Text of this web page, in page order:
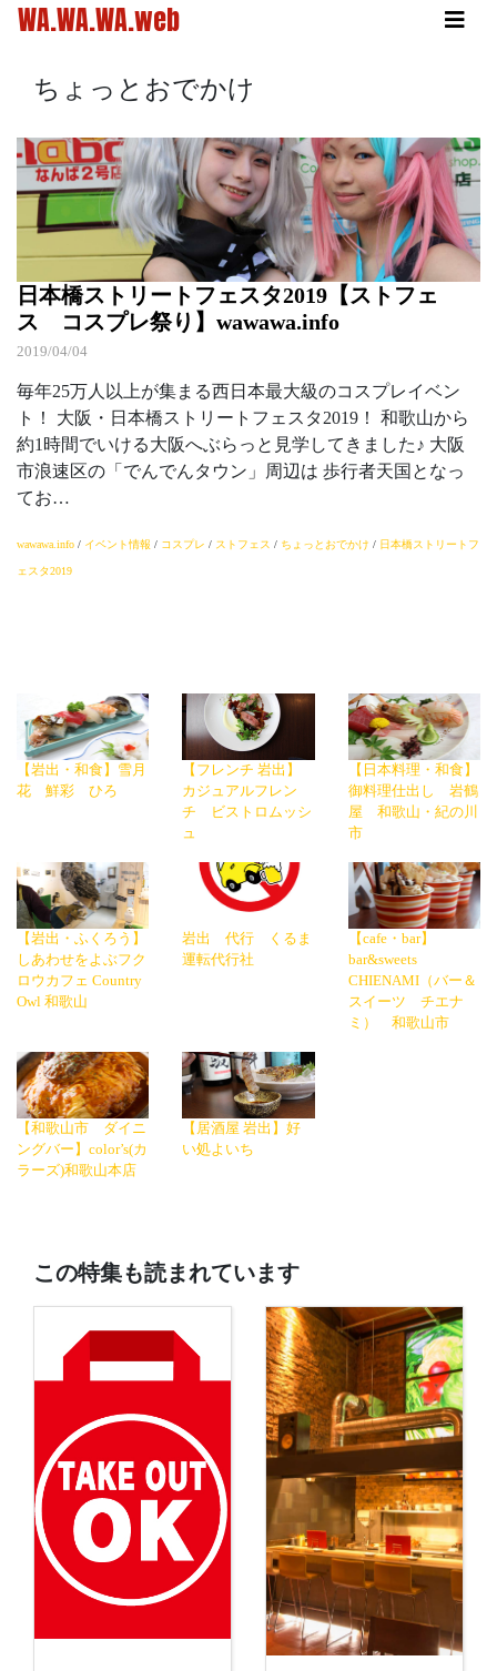
WA.WA.WA.web
ちょっとおでかけ
日本橋ストリートフェスタ2019【ストフェ
ス コスプレ祭り】wawawa.info
2019/04/04
毎年25万人以上が集まる西日本最大級のコスプレイベン
ト！ 大阪・日本橋ストリートフェスタ2019！ 和歌山から
約1時間でいける大阪へぶらっと見学してきました♪ 大阪
市浪速区の「でんでんタウン」周辺は 歩行者天国となっ
てお…
wawawa.info / イベント情報 / コスプレ / ストフェス / ちょっとおでかけ / 日本橋ストリートフ
ェスタ2019
【岩出・和食】雪月
花 鮮彩 ひろ
【フレンチ 岩出】
カジュアルフレン
チ ビストロムッシ
ュ
【日本料理・和食】
御料理仕出し 岩鶴
屋 和歌山・紀の川
市
【岩出・ふくろう】
しあわせをよぶフク
ロウカフェ Country
Owl 和歌山
岩出 代行 くるま
運転代行社
【cafe・bar】
bar&sweets
CHIENAMI（バー＆
スイーツ チエナ
ミ） 和歌山市
【和歌山市 ダイニ
ングバー】color’s(カ
ラーズ)和歌山本店
【居酒屋 岩出】好
い処よいち
この特集も読まれています